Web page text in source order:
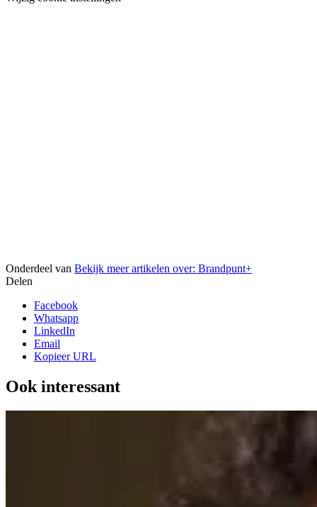
Onderdeel van Bekijk meer artikelen over: Brandpunt+
Delen
Facebook
Whatsapp
LinkedIn
Email
Kopieer URL
Ook interessant